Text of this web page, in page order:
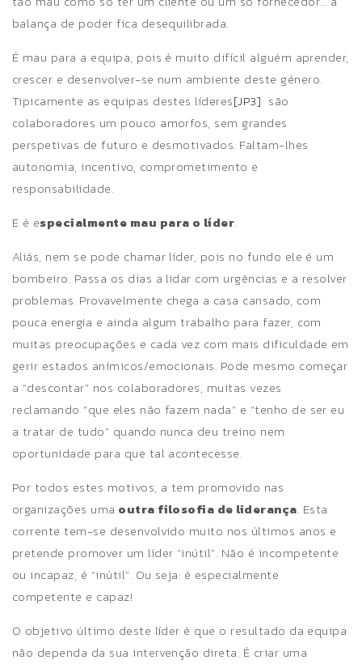
balança de poder fica desequilibrada.
É mau para a equipa, pois é muito difícil alguém aprender,
crescer e desenvolver-se num ambiente deste género.
Tipicamente as equipas destes líderes[JP3] são
colaboradores um pouco amorfos, sem grandes
perspetivas de futuro e desmotivados. Faltam-lhes
autonomia, incentivo, comprometimento e
responsabilidade.
E é especialmente mau para o líder.
Aliás, nem se pode chamar líder, pois no fundo ele é um
bombeiro. Passa os dias a lidar com urgências e a resolver
problemas. Provavelmente chega a casa cansado, com
pouca energia e ainda algum trabalho para fazer, com
muitas preocupações e cada vez com mais dificuldade em
gerir estados anímicos/emocionais. Pode mesmo começar
a “descontar” nos colaboradores, muitas vezes
reclamando “que eles não fazem nada” e “tenho de ser eu
a tratar de tudo” quando nunca deu treino nem
oportunidade para que tal acontecesse.
Por todos estes motivos, a tem promovido nas
organizações uma outra filosofia de liderança. Esta
corrente tem-se desenvolvido muito nos últimos anos e
pretende promover um líder “inútil”. Não é incompetente
ou incapaz, é “inútil”. Ou seja: é especialmente
competente e capaz!
O objetivo último deste líder é que o resultado da equipa
não dependa da sua intervenção direta. É criar uma